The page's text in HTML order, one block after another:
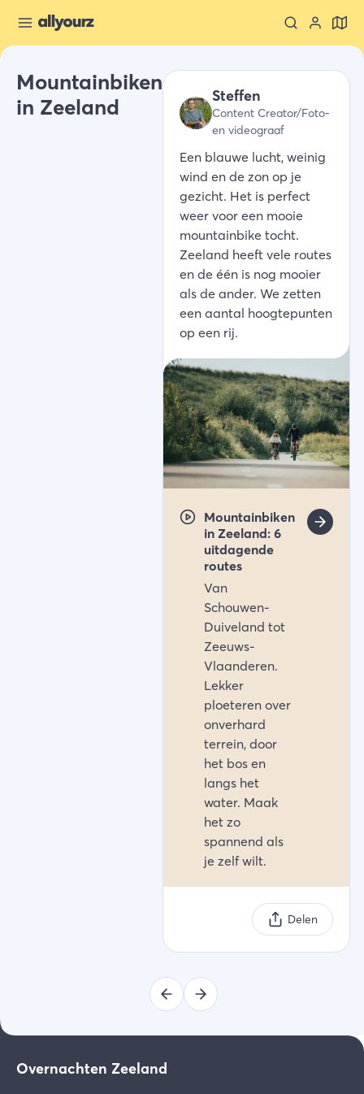
Mountainbiken
in Zeeland
Steffen
Content Creator/Foto-
en videograaf
Een blauwe lucht, weinig
wind en de zon op je
gezicht. Het is perfect
weer voor een mooie
mountainbike tocht.
Zeeland heeft vele routes
en de één is nog mooier
als de ander. We zetten
een aantal hoogtepunten
op een rij.
Mountainbiken
in Zeeland: 6
uitdagende
routes
Van
Schouwen-
Duiveland tot
Zeeuws-
Vlaanderen.
Lekker
ploeteren over
onverhard
terrein, door
het bos en
langs het
water. Maak
het zo
spannend als
je zelf wilt.
Delen
Overnachten Zeeland